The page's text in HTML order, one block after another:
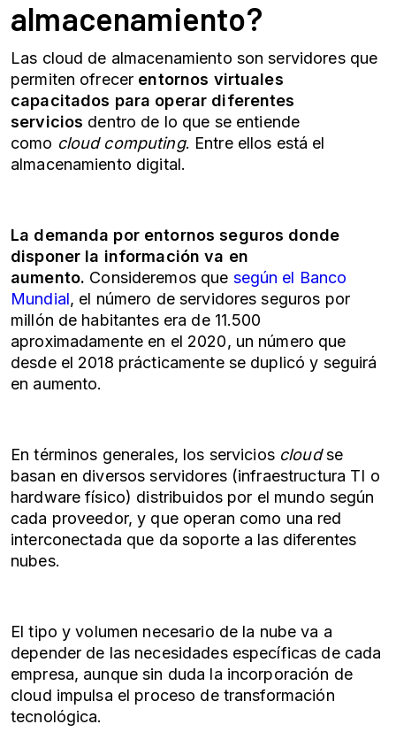
almacenamiento?
Las cloud de almacenamiento son servidores que
permiten ofrecer entornos virtuales
capacitados para operar diferentes
servicios dentro de lo que se entiende
como cloud computing. Entre ellos está el
almacenamiento digital.
La demanda por entornos seguros donde
disponer la información va en
aumento. Consideremos que según el Banco
Mundial, el número de servidores seguros por
millón de habitantes era de 11.500
aproximadamente en el 2020, un número que
desde el 2018 prácticamente se duplicó y seguirá
en aumento.
En términos generales, los servicios cloud se
basan en diversos servidores (infraestructura TI o
hardware físico) distribuidos por el mundo según
cada proveedor, y que operan como una red
interconectada que da soporte a las diferentes
nubes.
El tipo y volumen necesario de la nube va a
depender de las necesidades específicas de cada
empresa, aunque sin duda la incorporación de
cloud impulsa el proceso de transformación
tecnológica.